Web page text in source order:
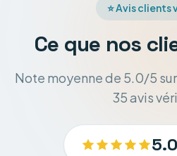
⭐ Avis clients
Ce que nos
Note moyenne de 5.0/5
35 avis
5.0